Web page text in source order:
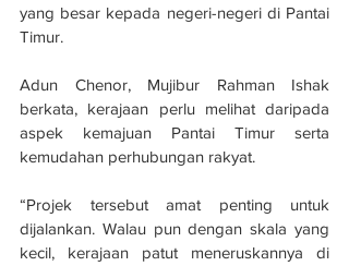
yang besar kepada negeri-negeri di Pantai
Timur.
Adun Chenor, Mujibur Rahman Ishak
berkata, kerajaan perlu melihat daripada
aspek kemajuan Pantai Timur serta
kemudahan perhubungan rakyat.
“Projek tersebut amat penting untuk
dijalankan. Walau pun dengan skala yang
kecil, kerajaan patut meneruskannya di